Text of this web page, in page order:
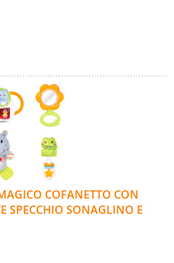
COFANETTO CON
SPECCHIO SONAGLINO E